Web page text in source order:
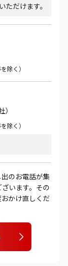
ただけます。
除く）
）
除く）
のお電話が集
います。その
かけ直しくだ